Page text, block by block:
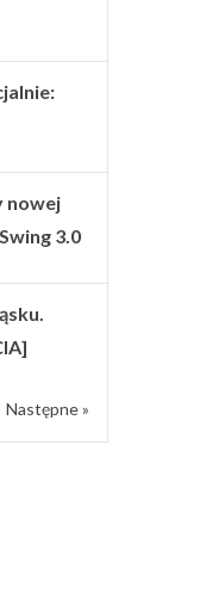
nowej
3.0
Następne »